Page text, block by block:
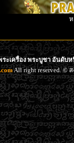
ระเครื่อง พระบูชา อันดับ
All right reserved. ©